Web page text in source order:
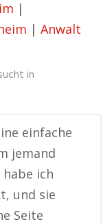
|
| Anwalt
in
einfache
jemand
ich
und sie
Seite